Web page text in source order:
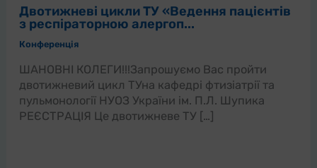
Двотижневі цикли ТУ «Ведення пацієнтів
з респіраторною алергоп...
Конференція
ШАНОВНІ КОЛЕГИ!!!Запрошуємо Вас пройти
двотижневий цикл ТУна кафедрі фтизіатрії та
пульмонології НУОЗ України ім. П.Л. Шупика
РЕЄСТРАЦІЯ Це двотижневе ТУ […]